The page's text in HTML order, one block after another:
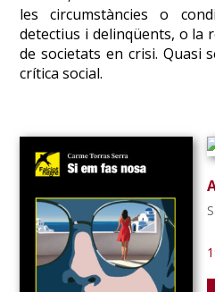
les circumstàncies o
detectius i delinqüents, o la
de societats en crisi. Quasi
crítica social.